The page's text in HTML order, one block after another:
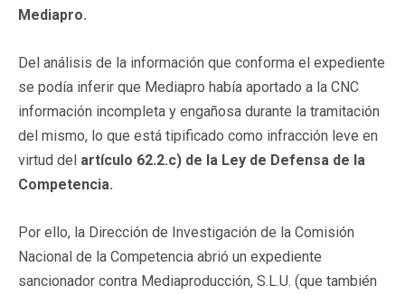
Mediapro.
Del análisis de la información que conforma el expediente
se podía inferir que Mediapro había aportado a la CNC
información incompleta y engañosa durante la tramitación
del mismo, lo que está tipificado como infracción leve en
virtud del artículo 62.2.c) de la Ley de Defensa de la
Competencia.
Por ello, la Dirección de Investigación de la Comisión
Nacional de la Competencia abrió un expediente
sancionador contra Mediaproducción, S.L.U. (que también